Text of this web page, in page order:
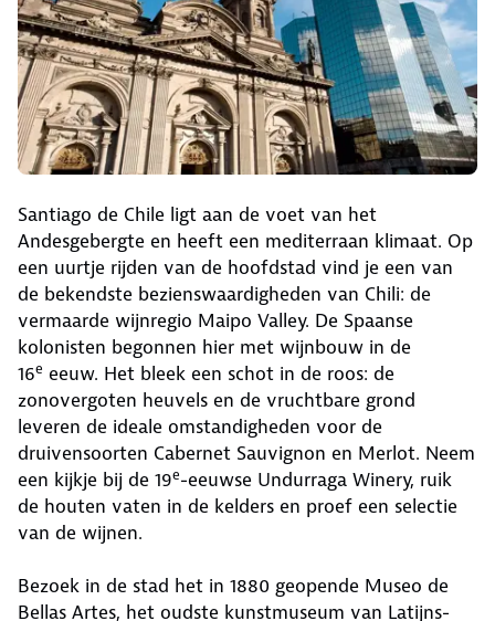
Santiago de Chile ligt aan de voet van het
Andesgebergte en heeft een mediterraan klimaat. Op
een uurtje rijden van de hoofdstad vind je een van
de bekendste bezienswaardigheden van Chili: de
vermaarde wijnregio Maipo Valley. De Spaanse
kolonisten begonnen hier met wijnbouw in de
16e eeuw. Het bleek een schot in de roos: de
zonovergoten heuvels en de vruchtbare grond
leveren de ideale omstandigheden voor de
druivensoorten Cabernet Sauvignon en Merlot. Neem
een kijkje bij de 19e-eeuwse Undurraga Winery, ruik
de houten vaten in de kelders en proef een selectie
van de wijnen.
Bezoek in de stad het in 1880 geopende Museo de
Bellas Artes, het oudste kunstmuseum van Latijns-